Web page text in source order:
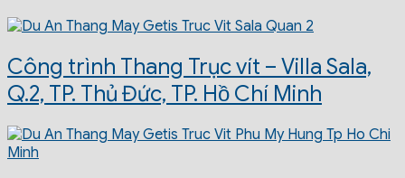
Công trình Thang Trục vít – Villa Sala,
Q.2, TP. Thủ Đức, TP. Hồ Chí Minh